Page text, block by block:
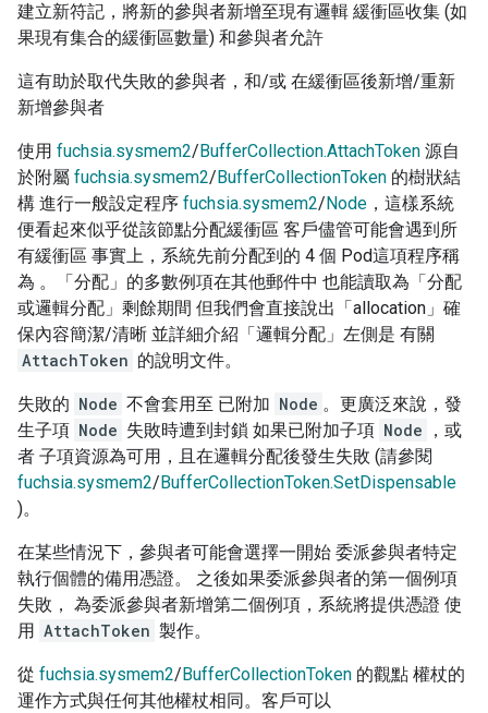
建立新符記，將新的參與者新增至現有邏輯 緩衝區收集 (如
果現有集合的緩衝區數量) 和參與者允許
這有助於取代失敗的參與者，和/或 在緩衝區後新增/重新
新增參與者
使用 fuchsia.sysmem2/ BufferCollection.AttachToken 源自
於附屬 fuchsia.sysmem2/ BufferCollectionToken 的樹狀結
構 進行一般設定程序 fuchsia.sysmem2/ Node ，這樣系統
便看起來似乎從該節點分配緩衝區 客戶儘管可能會遇到所
有緩衝區 事實上，系統先前分配到的 4 個 Pod這項程序稱
為 。「分配」的多數例項在其他郵件中 也能讀取為「分配
或邏輯分配」剩餘期間 但我們會直接說出「allocation」確
保內容簡潔/清晰 並詳細介紹「邏輯分配」左側是 有關
AttachToken 的說明文件。
失敗的 Node 不會套用至 已附加 Node 。更廣泛來說，發
生子項 Node 失敗時遭到封鎖 如果已附加子項 Node
，或
者 子項資源為可用，且在邏輯分配後發生失敗 (請參閱
fuchsia.sysmem2/ BufferCollectionToken.SetDispensable
)。
在某些情況下，參與者可能會選擇一開始 委派參與者特定
執行個體的備用憑證。 之後如果委派參與者的第一個例項
失敗， 為委派參與者新增第二個例項，系統將提供憑證 使
用 AttachToken 製作。
從 fuchsia.sysmem2/ BufferCollectionToken 的觀點 權杖的
運作方式與任何其他權杖相同。客戶可以